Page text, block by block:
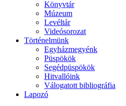
Könyvtár
Múzeum
Levéltár
Videósorozat
Történelmünk
Egyházmegyénk
Püspökök
Segédpüspökök
Hitvallóink
Válogatott bibliográfia
Lapozó